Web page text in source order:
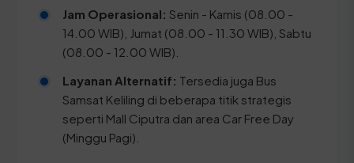
Jam Operasional: Senin - Kamis (08.00 -
14.00 WIB), Jumat (08.00 - 11.30 WIB), Sabtu
(08.00 - 12.00 WIB).
Layanan Alternatif: Tersedia juga Bus
Samsat Keliling di beberapa titik strategis
seperti Mall Ciputra dan area Car Free Day
(Minggu Pagi).